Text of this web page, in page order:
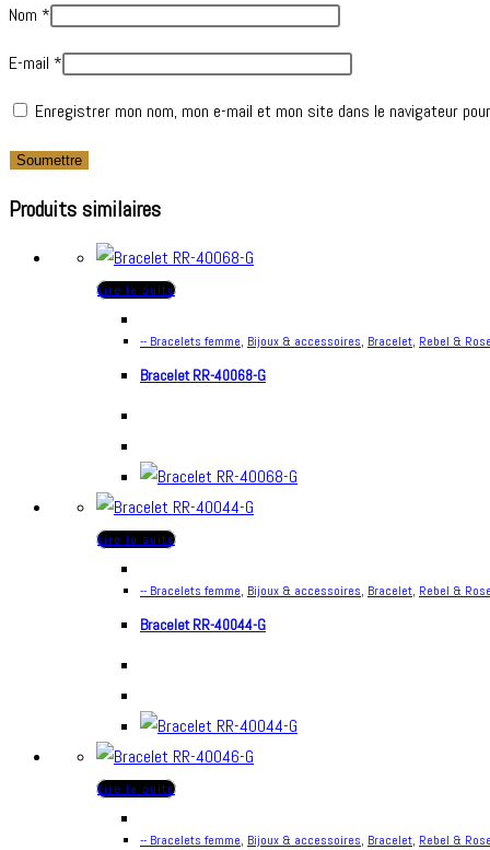
Nom *
E-mail *
Enregistrer mon nom, mon e-mail et mon site dans le navigateur
Produits similaires
Lire la suite
-- Bracelets femme, Bijoux & accessoires, Bracelet, Rebel &
Bracelet RR-40068-G
Lire la suite
-- Bracelets femme, Bijoux & accessoires, Bracelet, Rebel &
Bracelet RR-40044-G
Lire la suite
-- Bracelets femme, Bijoux & accessoires, Bracelet, Rebel &